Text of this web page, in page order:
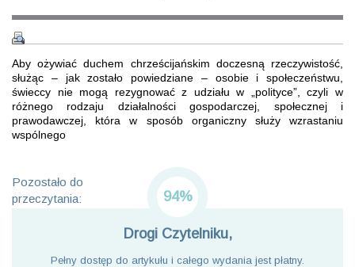
Aby ożywiać duchem chrześcijańskim doczesną rzeczywistość,
służąc – jak zostało powiedziane – osobie i społeczeństwu,
świeccy nie mogą rezygnować z udziału w „polityce”, czyli w
różnego rodzaju działalności gospodarczej, społecznej i
prawodawczej, która w sposób organiczny służy wzrastaniu
wspólnego
Pozostało do
przeczytania:
94%
Drogi Czytelniku,
Pełny dostęp do artykułu i całego wydania jest płatny.